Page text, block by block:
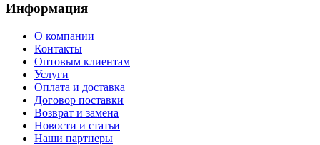
Информация
О компании
Контакты
Оптовым клиентам
Услуги
Оплата и доставка
Договор поставки
Возврат и замена
Новости и статьи
Наши партнеры